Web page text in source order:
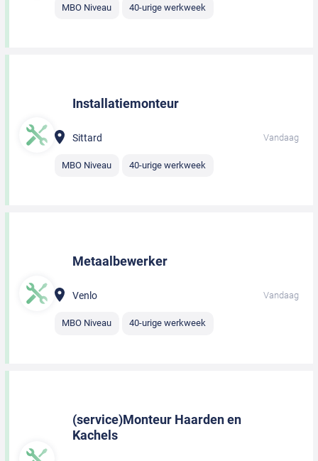
MBO Niveau 40-urige werkweek
Installatiemonteur
Sittard Vandaag
MBO Niveau 40-urige werkweek
Metaalbewerker
Venlo Vandaag
MBO Niveau 40-urige werkweek
(service)Monteur Haarden en
Kachels